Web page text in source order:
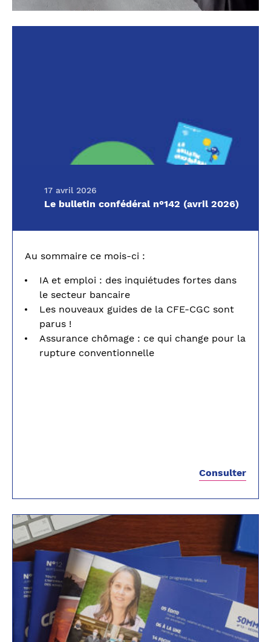
17 avril 2026
Le bulletin confédéral n°142 (avril 2026)
Au sommaire ce mois-ci :
IA et emploi : des inquiétudes fortes dans
le secteur bancaire
Les nouveaux guides de la CFE-CGC sont
parus !
Assurance chômage : ce qui change pour la
rupture conventionnelle
Consulter